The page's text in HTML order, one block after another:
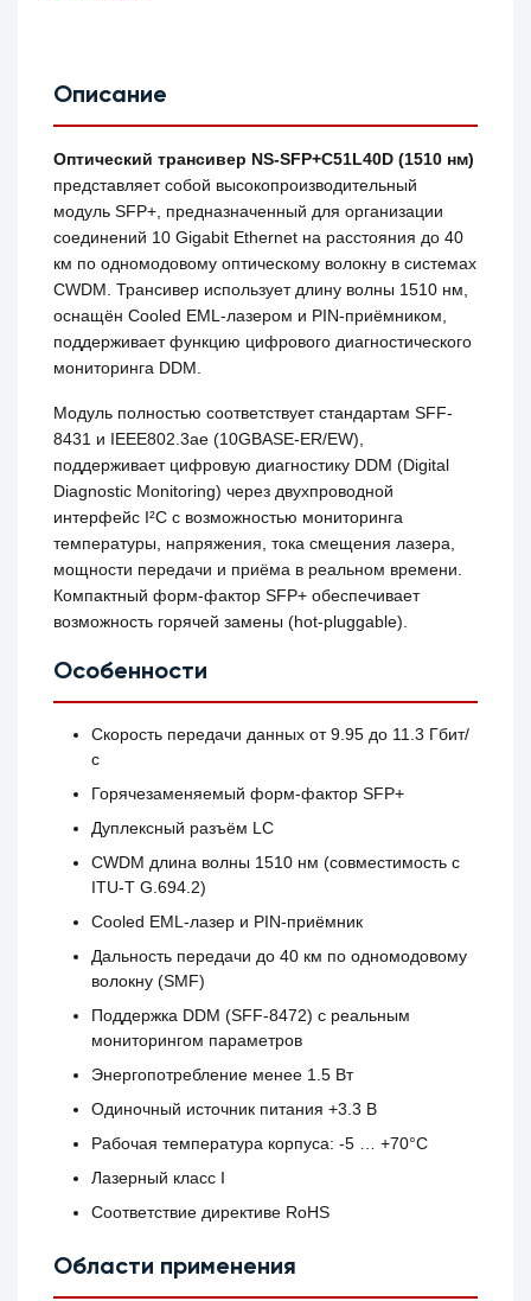
Описание
Оптический трансивер NS-SFP+C51L40D (1510 нм)
представляет собой высокопроизводительный
модуль SFP+, предназначенный для организации
соединений 10 Gigabit Ethernet на расстояния до 40
км по одномодовому оптическому волокну в системах
CWDM. Трансивер использует длину волны 1510 нм,
оснащён Cooled EML-лазером и PIN-приёмником,
поддерживает функцию цифрового диагностического
мониторинга DDM.
Модуль полностью соответствует стандартам SFF-
8431 и IEEE802.3ae (10GBASE-ER/EW),
поддерживает цифровую диагностику DDM (Digital
Diagnostic Monitoring) через двухпроводной
интерфейс I²C с возможностью мониторинга
температуры, напряжения, тока смещения лазера,
мощности передачи и приёма в реальном времени.
Компактный форм-фактор SFP+ обеспечивает
возможность горячей замены (hot-pluggable).
Особенности
Скорость передачи данных от 9.95 до 11.3 Гбит/
с
Горячезаменяемый форм-фактор SFP+
Дуплексный разъём LC
CWDM длина волны 1510 нм (совместимость с
ITU-T G.694.2)
Cooled EML-лазер и PIN-приёмник
Дальность передачи до 40 км по одномодовому
волокну (SMF)
Поддержка DDM (SFF-8472) с реальным
мониторингом параметров
Энергопотребление менее 1.5 Вт
Одиночный источник питания +3.3 В
Рабочая температура корпуса: -5 … +70°C
Лазерный класс I
Соответствие директиве RoHS
Области применения